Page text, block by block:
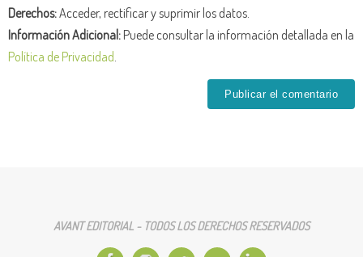
Derechos:Acceder, rectificar y suprimir los datos.
Información Adicional:Puede consultar la información detallada en la
Política de Privacidad
AVANT EDITORIAL - TODOS LOS DERECHOS RESERVADOS